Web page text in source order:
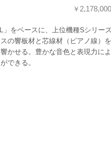
￥ 2,178,000
」をベースに、上位機種Sシリー
の響板材と芯線材（ピアノ線）を
かせる。豊かな音色と表現力に
できる。